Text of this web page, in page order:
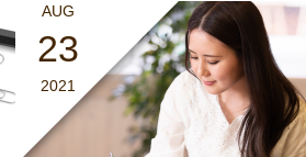
AUG
23
2021